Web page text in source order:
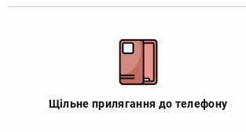
Щільне прилягання до телефону